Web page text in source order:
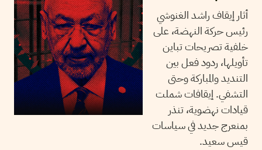
أثار إيقاف راشد الغنوشي
رئيس حركة النهضة، على
خلفية تصريحات تباين
تأويلها، ردود فعل بين
التنديد والمباركة وحتى
التشفي. إيقافات شملت
قيادات نهضوية، تنذر
بمنعرج جديد في سياسات
قيس سعيد.